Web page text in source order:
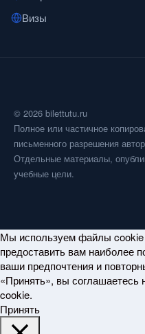
Визы
© 2026 bilettutu.ru
Полное или частичное
письменного разрешения
Отдельные материалы,
учебные цели.
Мы используем файлы
предоставить вам наиболее
ваши предпочтения и
«Принять», вы
cookie.
Принять